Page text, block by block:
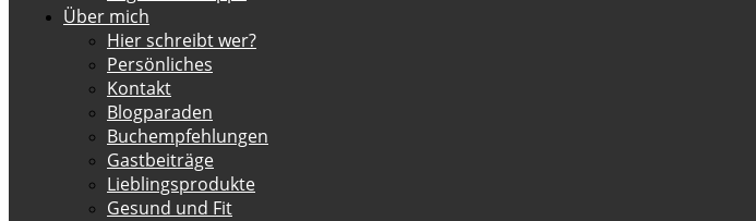
Über mich
Hier schreibt wer?
Persönliches
Kontakt
Blogparaden
Buchempfehlungen
Gastbeiträge
Lieblingsprodukte
Gesund und Fit